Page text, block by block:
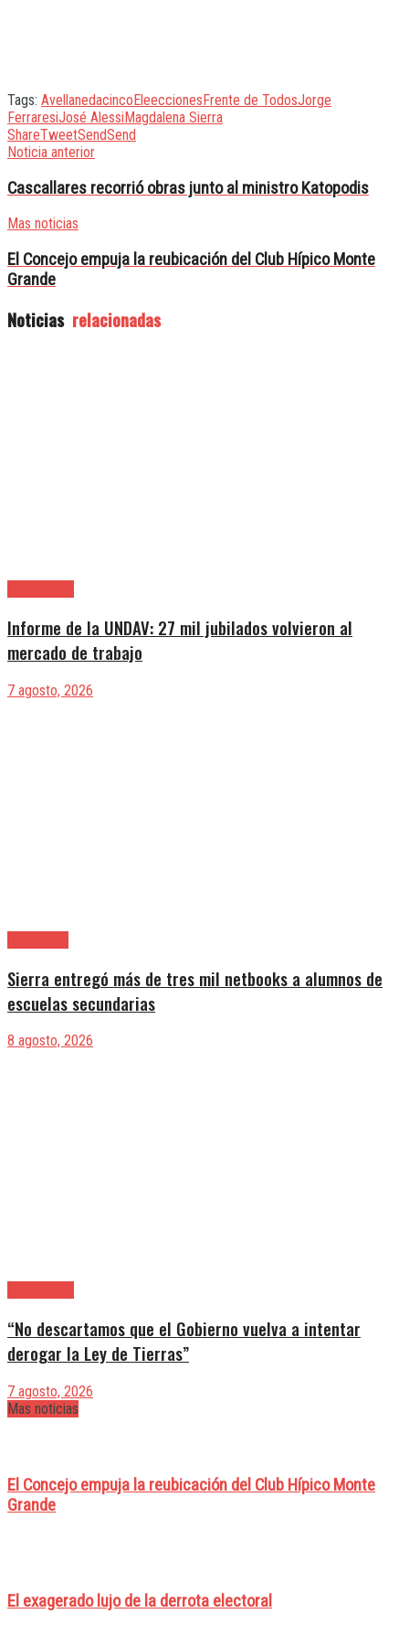
Tags: AvellanedacincoEleeccionesFrente de TodosJorge
FerraresiJosé AlessiMagdalena Sierra
ShareTweetSendSend
Noticia anterior
Cascallares recorrió obras junto al ministro Katopodis
Mas noticias
El Concejo empuja la reubicación del Club Hípico Monte
Grande
Noticias relacionadas
Informe de la UNDAV: 27 mil jubilados volvieron al
mercado de trabajo
7 agosto, 2026
Sierra entregó más de tres mil netbooks a alumnos de
escuelas secundarias
8 agosto, 2026
“No descartamos que el Gobierno vuelva a intentar
derogar la Ley de Tierras”
7 agosto, 2026
Mas noticias
El Concejo empuja la reubicación del Club Hípico Monte
Grande
El exagerado lujo de la derrota electoral